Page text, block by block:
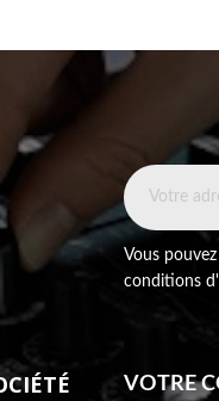
Vous
conditions
VOTRE